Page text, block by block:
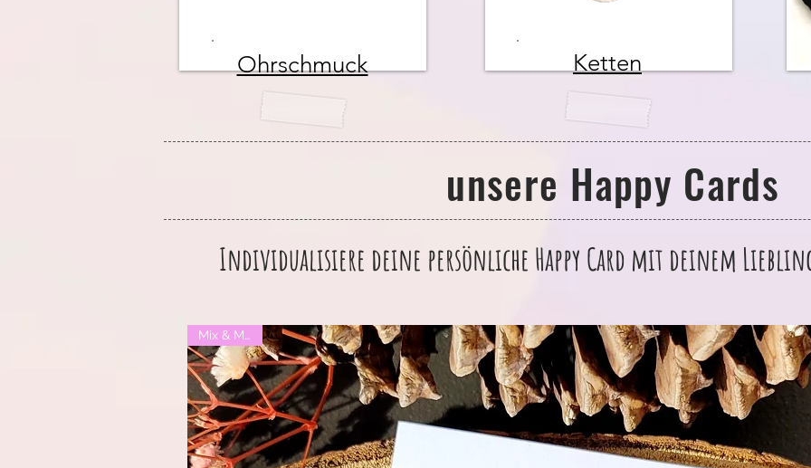
Ohrschmuck Ketten
unsere Happy Cards
Individualisiere deine persönliche Happy Card mit deinem
Mix & Match